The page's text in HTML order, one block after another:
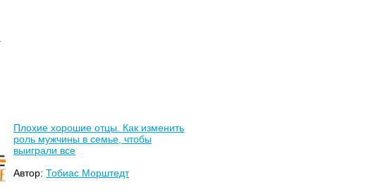
Плохие хорошие отцы. Как изменить
роль мужчины в семье, чтобы
выиграли все
Автор:Тобиас Морштедт